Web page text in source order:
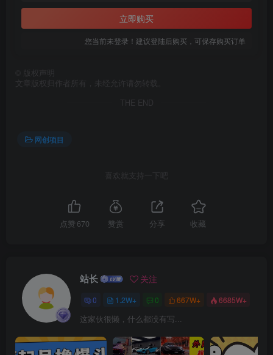
立即购买
您当前未登录！建议登陆后购买，可保存购买订单
版权声明
文章版权归作者所有，未经允许请勿转载。
THE END
网创项目
喜欢就支持一下吧
点赞 670 赞赏 分享 收藏
站长 关注
0 1.2W+ 0 667W+ 6685W+
这家伙很懒，什么都没有写...